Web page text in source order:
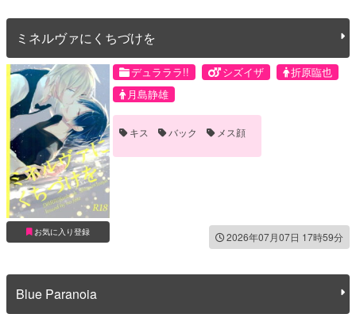
ミネルヴァにくちづけを
お気に入り登録
デュラララ!! シズイザ
折原臨也
月島静雄
キス バック メス顔
2026年07月07日 17時59分
Blue Paranoia